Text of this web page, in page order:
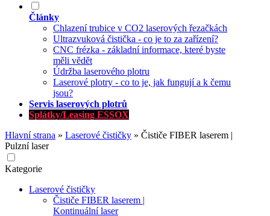
Články
Chlazení trubice v CO2 laserových řezačkách
Ultrazvuková čistička - co je to za zařízení?
CNC frézka - základní informace, které byste
měli vědět
Údržba laserového plotru
Laserové plotry - co to je, jak fungují a k čemu
jsou?
Servis laserových plotrů
Splátky/Leasing ESSOX
Hlavní strana » Laserové čističky » Čističe FIBER laserem |
Pulzní laser
Kategorie
Laserové čističky
Čističe FIBER laserem |
Kontinuální laser